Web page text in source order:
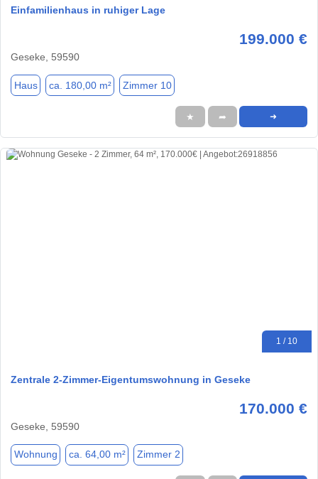
Einfamilienhaus in ruhiger Lage
199.000 €
Geseke, 59590
Haus ca. 180,00 m² Zimmer 10
★ ➦ ➜
1 / 10
Zentrale 2-Zimmer-Eigentumswohnung in Geseke
170.000 €
Geseke, 59590
Wohnung ca. 64,00 m² Zimmer 2